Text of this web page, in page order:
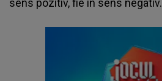
sens pozitiv, fie în sens negativ.